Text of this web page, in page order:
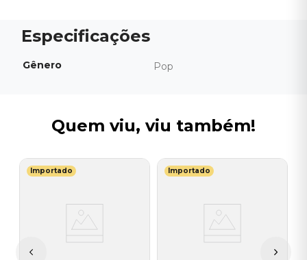
Gênero Pop
Quem viu, viu também!
Importado Importado